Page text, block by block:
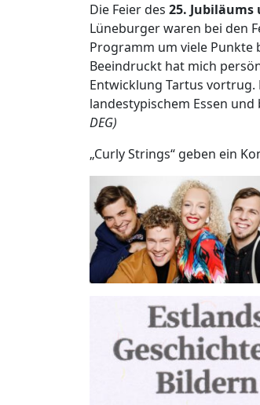
Die Feier des 25.
Lüneburger waren bei den
Programm um viele Punkte
Beeindruckt hat mich
Entwicklung Tartus
landestypischem Essen
DEG)
„Curly Strings“ geben ein